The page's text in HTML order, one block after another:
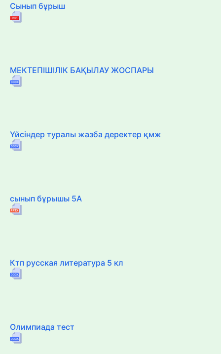
Сынып бұрыш
МЕКТЕПІШІЛІК БАҚЫЛАУ ЖОСПАРЫ
Үйсіндер туралы жазба деректер қмж
сынып бұрышы 5А
Ктп русская литература 5 кл
Олимпиада тест